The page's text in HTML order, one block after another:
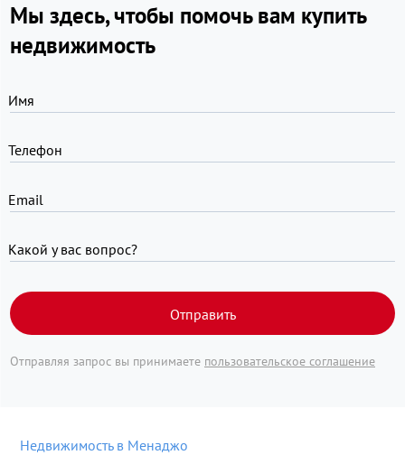
Мы здесь, чтобы помочь вам купить
недвижимость
Имя
Телефон
Email
Какой у вас вопрос?
Отправить
Отправляя запрос вы принимаете пользовательское соглашение
Недвижимость в Менаджо